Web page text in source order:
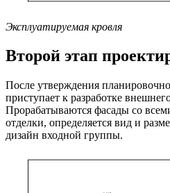
Эксплуатируемая кровля
Второй этап
После утверждения
приступает к разработке
Прорабатываются фасады со
отделки, определяется вид и
дизайн входной группы.